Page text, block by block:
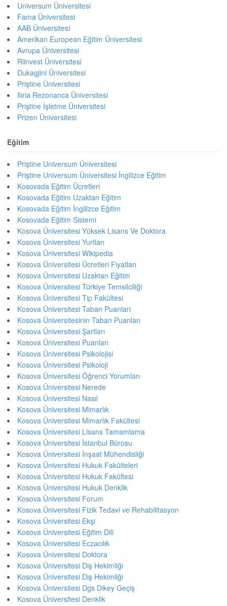
Universum Üniversitesi
Fama Üniversitesi
AAB Üniversitesi
Amerikan European Eğitim Üniversitesi
Avrupa Üniversitesi
Riinvest Üniversitesi
Dukagjini Üniversitesi
Priştine Üniversitesi
Ilıria Rezonanca Üniversitesi
Priştine İşletme Üniversitesi
Prizen Üniversitesi
Eğitim
Priştine Universum Üniversitesi
Priştine Universum Üniversitesi İngilizce Eğitim
Kosovada Eğitim Ücretleri
Kosovada Eğitim Uzaktan Eğitim
Kosovada Eğitim İngilizce Eğitim
Kosovada Eğitim Sistemi
Kosova Üniversitesi Yüksek Lisans Ve Doktora
Kosova Üniversitesi Yurtları
Kosova Üniversitesi Wikipedia
Kosova Üniversitesi Ücretleri Fiyatları
Kosova Üniversitesi Uzaktan Eğitim
Kosova Üniversitesi Türkiye Temsilciliği
Kosova Üniversitesi Tıp Fakültesi
Kosova Üniversitesi Taban Puanları
Kosova Üniversitesinin Taban Puanları
Kosova Üniversitesi Şartları
Kosova Üniversitesi Puanları
Kosova Üniversitesi Psikolojisi
Kosova Üniversitesi Psikoloji
Kosova Üniversitesi Öğrenci Yorumları
Kosova Üniversitesi Nerede
Kosova Üniversitesi Nasıl
Kosova Üniversitesi Mimarlık
Kosova Üniversitesi Mimarlık Fakültesi
Kosova Üniversitesi Lisans Tamamlama
Kosova Üniversitesi İstanbul Bürosu
Kosova Üniversitesi İnşaat Mühendisliği
Kosova Üniversitesi Hukuk Fakülteleri
Kosova Üniversitesi Hukuk Fakültesi
Kosova Üniversitesi Hukuk Denklik
Kosova Üniversitesi Forum
Kosova Üniversitesi Fizik Tedavi ve Rehabilitasyon
Kosova Üniversitesi Ekşi
Kosova Üniversitesi Eğitim Dili
Kosova Üniversitesi Eczacılık
Kosova Üniversitesi Doktora
Kosova Üniversitesi Diş Hekimliği
Kosova Üniversitesi Diş Hekimliği
Kosova Üniversitesi Dgs Dikey Geçiş
Kosova Üniversitesi Denklik